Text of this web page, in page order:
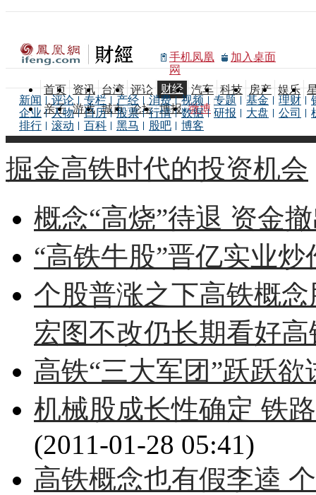
手机凤凰
网
加入桌面
首页 资讯 台湾 评论 财经 汽车 科技 房产 娱乐
亲子 游戏 城市 论坛 博报 微博
新闻 评论 专栏 产经 消费 视频 专题 基金 理财
企业
人物 日历 股票 行情 数据 研报 大盘 公司
排行
滚动 百科 黑马 股吧 博客
掘金高铁时代的投资机会
概念“高烧”待退 资金
“高铁牛股”晋亿实业炒
个股普涨之下高铁概
宏图不改仍长期看好
高铁“三大军团”跃跃欲
机械股成长性确定 铁
(2011-01-28 05:41)
高铁概念也有假李逵